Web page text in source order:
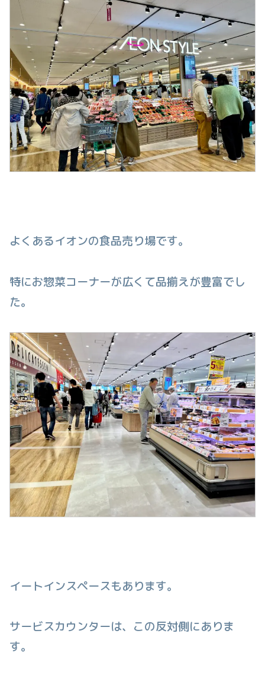
よくあるイオンの食品売り場です。
特にお惣菜コーナーが広くて品揃えが豊富でし
た。
イートインスペースもあります。
サービスカウンターは、この反対側にありま
す。